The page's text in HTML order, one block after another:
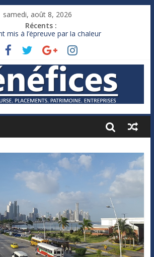
samedi, août 8, 2026
Récents :
mis à l’épreuve par la chaleur
de droits de douane déjà remboursés
Burnham recule sur l’impôt
qui ne touche presque rien
vers l’étranger